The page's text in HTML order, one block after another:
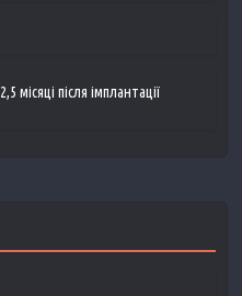
місяці після імплантації